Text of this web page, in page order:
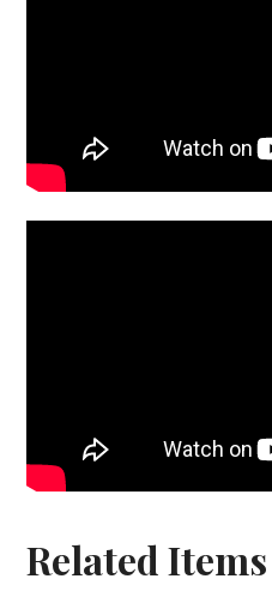
Related Items